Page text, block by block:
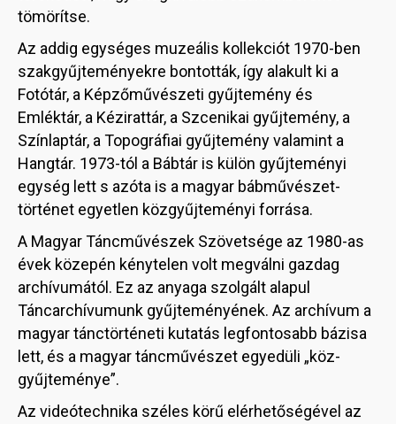
tömörítse.
Az addig egységes muzeális kollekciót 1970-ben
szakgyűjteményekre bontották, így alakult ki a
Fotótár, a Képzőművészeti gyűjtemény és
Emléktár, a Kézirattár, a Szcenikai gyűjtemény, a
Színlaptár, a Topográfiai gyűjtemény valamint a
Hangtár. 1973-tól a Bábtár is külön gyűjteményi
egység lett s azóta is a magyar bábművészet-
történet egyetlen közgyűjteményi forrása.
A Magyar Táncművészek Szövetsége az 1980-as
évek közepén kénytelen volt megválni gazdag
archívumától. Ez az anyaga szolgált alapul
Táncarchívumunk gyűjteményének. Az archívum a
magyar tánctörténeti kutatás legfontosabb bázisa
lett, és a magyar táncművészet egyedüli „köz-
gyűjteménye”.
Az videótechnika széles körű elérhetőségével az